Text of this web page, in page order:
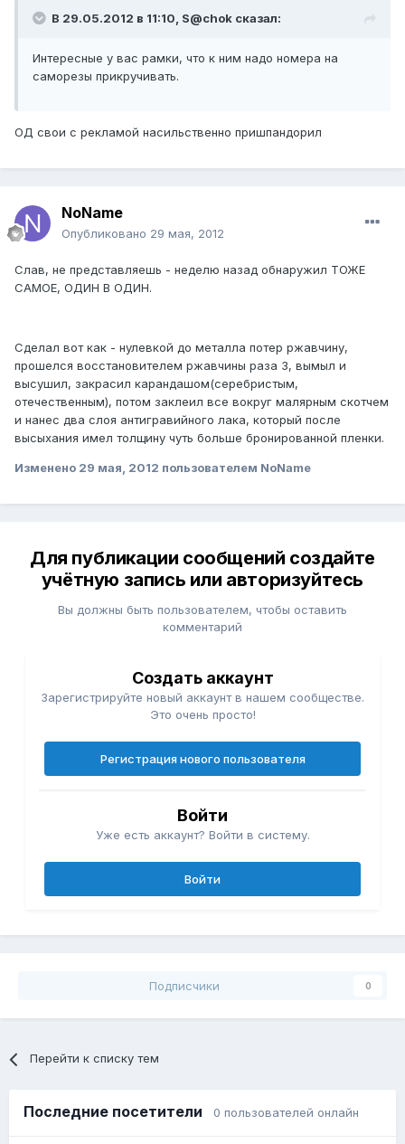
В 29.05.2012 в 11:10, S@chok сказал:
Интересные у вас рамки, что к ним надо номера на
саморезы прикручивать.
ОД свои с рекламой насильственно пришпандорил
NoName
Опубликовано 29 мая, 2012
Слав, не представляешь - неделю назад обнаружил ТОЖЕ
САМОЕ, ОДИН В ОДИН.
Сделал вот как - нулевкой до металла потер ржавчину,
прошелся восстановителем ржавчины раза 3, вымыл и
высушил, закрасил карандашом(серебристым,
отечественным), потом заклеил все вокруг малярным скотчем
и нанес два слоя антигравийного лака, который после
высыхания имел толщину чуть больше бронированной пленки.
Изменено 29 мая, 2012 пользователем NoName
Для публикации сообщений создайте
учётную запись или авторизуйтесь
Вы должны быть пользователем, чтобы оставить
комментарий
Создать аккаунт
Зарегистрируйте новый аккаунт в нашем сообществе.
Это очень просто!
Регистрация нового пользователя
Войти
Уже есть аккаунт? Войти в систему.
Войти
Подписчики 0
Перейти к списку тем
Последние посетители 0 пользователей онлайн